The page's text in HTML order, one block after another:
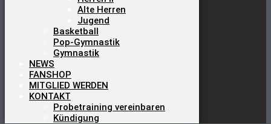
Alte Herren
Jugend
Basketball
Pop-Gymnastik
Gymnastik
NEWS
FANSHOP
MITGLIED WERDEN
KONTAKT
Probetraining vereinbaren
Kündigung